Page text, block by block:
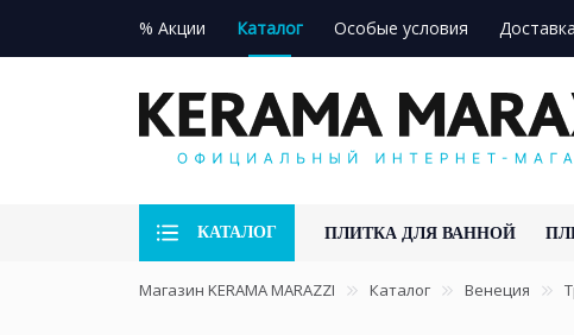
% Акции Каталог Особые условия Доставка
КАТАЛОГ ПЛИТКА ДЛЯ ВАННОЙ
Магазин KERAMA MARAZZI Каталог Венеция